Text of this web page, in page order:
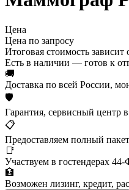
Цена
Цена по запросу
Итоговая стоимость
Есть в наличии — готов к
🚚
Доставка по всей России,
🛡
Гарантия, сервисный центр
📋
Предоставляем полный
📑
Участвуем в гостендерах
🏦
Возможен лизинг, кредит,